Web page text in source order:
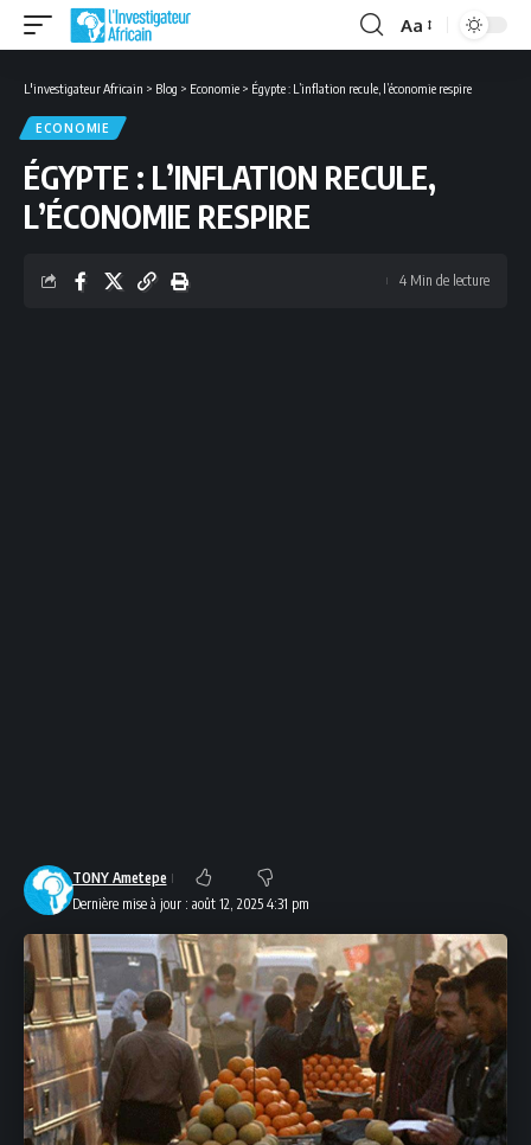
Font
Aa
L'investigateur Africain > Blog > Economie > Égypte : L’inflation recule, l’économie respire
ECONOMIE
ÉGYPTE : L’INFLATION RECULE,
L’ÉCONOMIE RESPIRE
Dernière mise à jour : août 12, 2025 4:31 pm
TONY Ametepe
4 Min de lecture